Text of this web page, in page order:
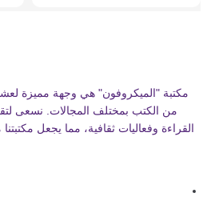
مكتبة "الميكروفون" هي وجهة مميزة
من الكتب بمختلف المجالات. نسعى
القراءة وفعاليات ثقافية، مما يجعل مكتبتنا